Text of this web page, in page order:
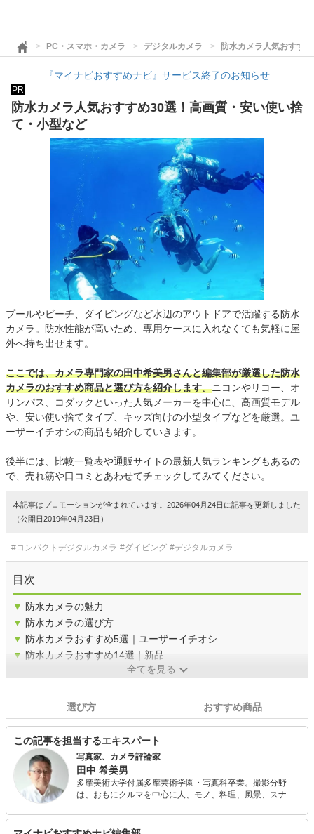
PC・スマホ・カメラ デジタルカメラ 防水カメラ人気おすす
『マイナビおすすめナビ』サービス終了のお知らせ
PR
防水カメラ人気おすすめ30選！高画質・安い使い捨
て・小型など
プールやビーチ、ダイビングなど水辺のアウトドアで活躍する防水
カメラ。防水性能が高いため、専用ケースに入れなくても気軽に屋
外へ持ち出せます。
ここでは、カメラ専門家の田中希美男さんと編集部が厳選した防水
カメラのおすすめ商品と選び方を紹介します。ニコンやリコー、オ
リンパス、コダックといった人気メーカーを中心に、高画質モデル
や、安い使い捨てタイプ、キッズ向けの小型タイプなどを厳選。ユ
ーザーイチオシの商品も紹介していきます。
後半には、比較一覧表や通販サイトの最新人気ランキングもあるの
で、売れ筋や口コミとあわせてチェックしてみてください。
本記事はプロモーションが含まれています。2026年04月24日に記事を更新しました
（公開日2019年04月23日）
#コンパクトデジタルカメラ #ダイビング #デジタルカメラ
目次
▼ 防水カメラの魅力
▼ 防水カメラの選び方
▼ 防水カメラおすすめ5選｜ユーザーイチオシ
▼ 防水カメラおすすめ14選｜新品
全てを見る
選び方 おすすめ商品
この記事を担当するエキスパート
写真家、カメラ評論家
田中 希美男
多摩美術大学付属多摩芸術学園・写真科卒業。撮影分野
は、おもにクルマを中心に人、モノ、料理、風景、スナッ
ほかに、カメラ雑誌などに新型カメラやレンズのテストの
レポート、撮影技法などの解説をする。